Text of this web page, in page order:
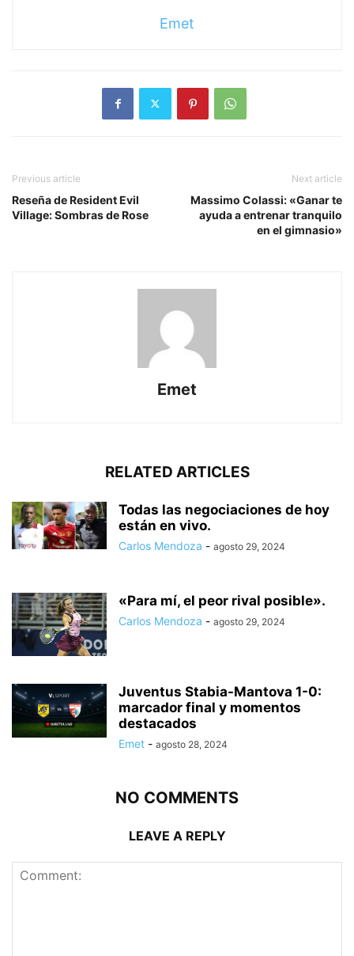
Emet
Previous article
Reseña de Resident Evil
Village: Sombras de Rose
Next article
Massimo Colassi: «Ganar te
ayuda a entrenar tranquilo
en el gimnasio»
Emet
RELATED ARTICLES
Todas las negociaciones de hoy
están en vivo.
Carlos Mendoza - agosto 29, 2024
«Para mí, el peor rival posible».
Carlos Mendoza - agosto 29, 2024
Juventus Stabia-Mantova 1-0:
marcador final y momentos
destacados
Emet - agosto 28, 2024
NO COMMENTS
LEAVE A REPLY